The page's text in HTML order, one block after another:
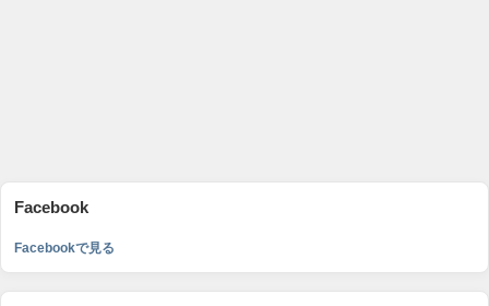
Facebook
Facebookで見る